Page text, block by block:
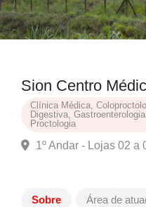
Sion Centro
Clínica Médica,
Digestiva,
Sobre Área de